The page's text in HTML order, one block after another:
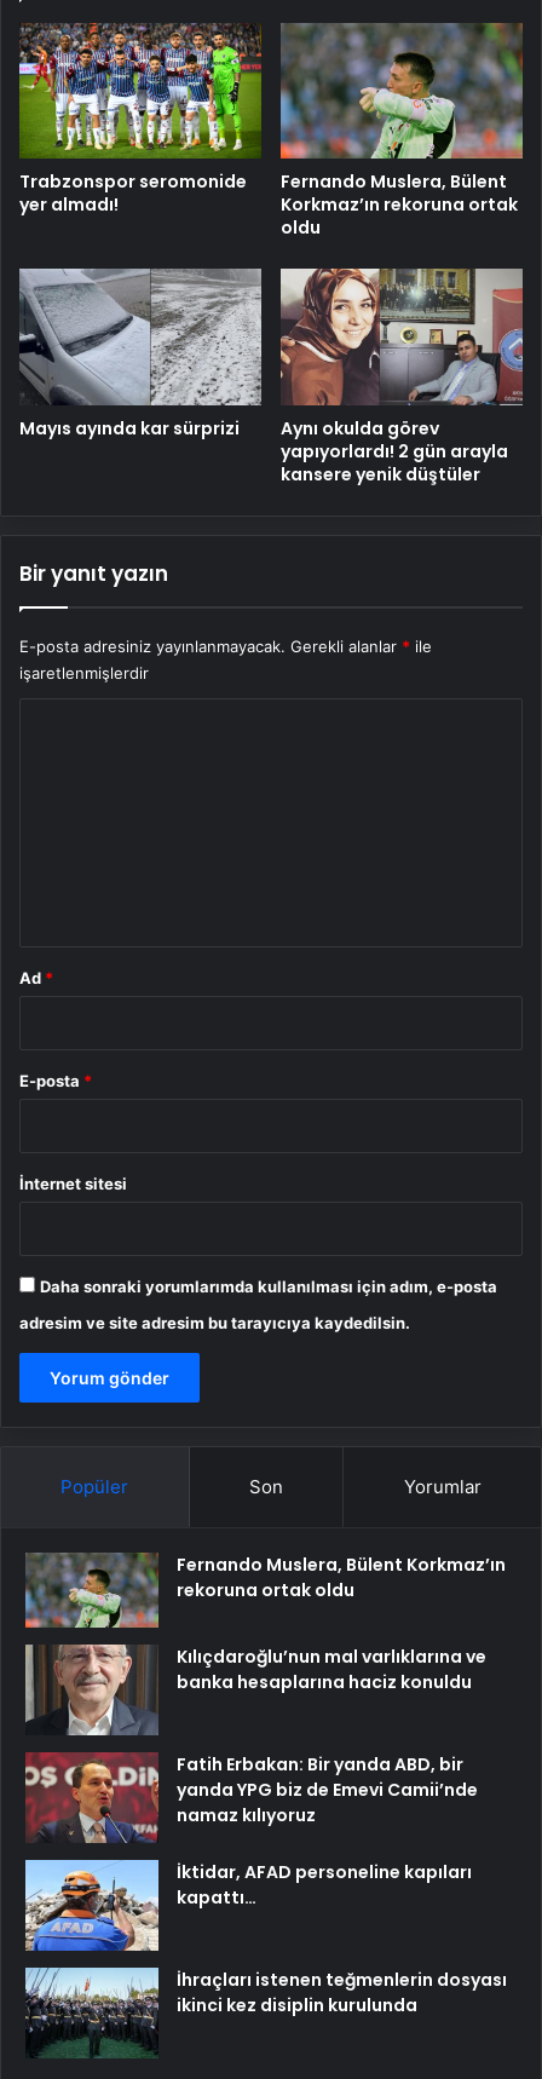
Trabzonspor seromonide
yer almadı!
Fernando Muslera, Bülent
Korkmaz’ın rekoruna ortak
oldu
Mayıs ayında kar sürprizi
Aynı okulda görev
yapıyorlardı! 2 gün arayla
kansere yenik düştüler
Bir yanıt yazın
E-posta adresiniz yayınlanmayacak. Gerekli alanlar * ile
işaretlenmişlerdir
Ad *
E-posta *
İnternet sitesi
Daha sonraki yorumlarımda kullanılması için adım, e-posta
adresim ve site adresim bu tarayıcıya kaydedilsin.
Popüler Son Yorumlar
Fernando Muslera, Bülent Korkmaz’ın
rekoruna ortak oldu
Kılıçdaroğlu’nun mal varlıklarına ve
banka hesaplarına haciz konuldu
Fatih Erbakan: Bir yanda ABD, bir
yanda YPG biz de Emevi Camii’nde
namaz kılıyoruz
İktidar, AFAD personeline kapıları
kapattı…
İhraçları istenen teğmenlerin dosyası
ikinci kez disiplin kurulunda